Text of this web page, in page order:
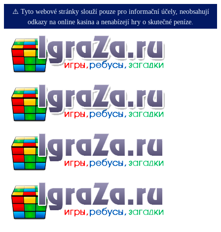
⚠️ Tyto webové stránky slouží pouze pro informační účely, neobsahují
odkazy na online kasina a nenabízejí hry o skutečné peníze.